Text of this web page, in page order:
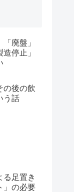
「廃盤」
造停止」
の後の飲
う話
る足置き
」の必要